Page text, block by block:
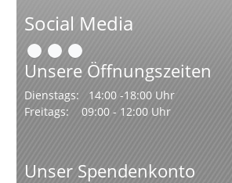
Social Media
Unsere Öffnungszeiten
Dienstags: 14:00 -18:00 Uhr
Freitags: 09:00 - 12:00 Uhr
Unser Spendenkonto